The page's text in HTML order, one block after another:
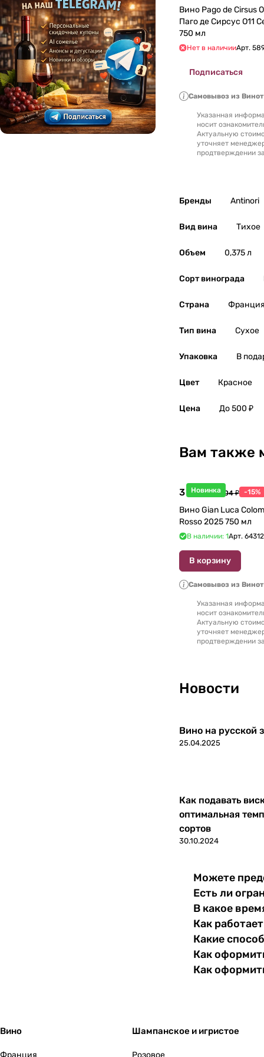
Литва 0
Люксембург 0
Македония 0
Марокко 0
Молдавия 0
Вино Pago de Cirsus O11 Seleccion
Паго де Сирсус О11 Селессьон 2015
750 мл
Нет в наличииАрт.
Подписаться
Самовывоз из
Указанная
носит
Актуальную
уточняет
продтверждении
Бренды Antinori
Вид вина Тихое
Объем 0,375 л
Сорт винограда
Страна Франция
Тип вина Сухое
Упаковка В
Цвет Красное
Цена До 500 ₽
Вам также
Новинка
3 998 ₽4 704 ₽ -15%
Вино Gian Luca
Rosso 2025 750 мл
В наличии: 1Арт.
В корзину
Самовывоз из
Указанная
носит
Актуальную
уточняет
продтверждении
Новости
Вино на русской
25.04.2025
Как подавать
оптимальная
сортов
30.10.2024
Можете
Есть ли
В какое
Как
Какие
Как
Как
Вино
Франция
Шампанское и игристое
Розовое